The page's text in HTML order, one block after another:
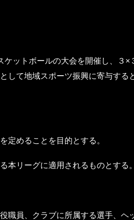
トボールの大会を開催し、３×
て地域スポーツ振興に寄与する
定めることを目的とする。
リーグに適用されるものとする。
員、クラブに所属する選手、ヘ